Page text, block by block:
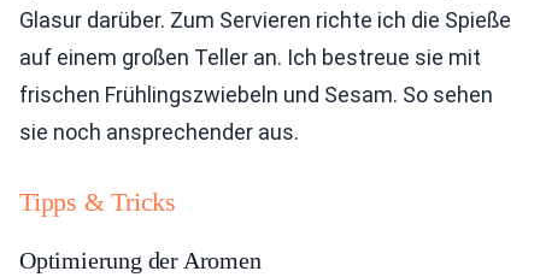
Glasur darüber. Zum Servieren richte ich die Spieße
auf einem großen Teller an. Ich bestreue sie mit
frischen Frühlingszwiebeln und Sesam. So sehen
sie noch ansprechender aus.
Tipps & Tricks
Optimierung der Aromen